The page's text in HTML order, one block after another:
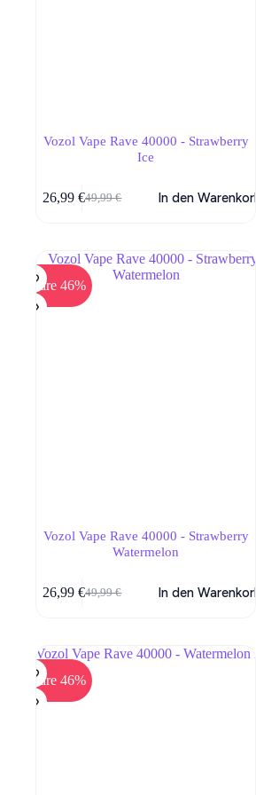
Vozol Vape Rave 40000 - Strawberry
Ice
49,99€
Ursprünglicher
49,99 €
26,99€Aktueller
26,99 €.
In den Warenkorb
Spare 46%
Vozol Vape Rave 40000 - Strawberry
Watermelon
49,99€
Ursprünglicher
49,99 €
26,99€Aktueller
26,99 €.
In den Warenkorb
Spare 46%